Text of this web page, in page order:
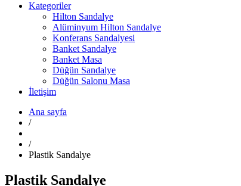
Kategoriler
Hilton Sandalye
Alüminyum Hilton Sandalye
Konferans Sandalyesi
Banket Sandalye
Banket Masa
Düğün Sandalye
Düğün Salonu Masa
İletişim
Ana sayfa
/
/
Plastik Sandalye
Plastik Sandalye